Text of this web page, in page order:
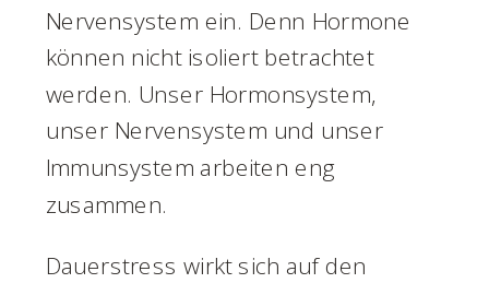
Nervensystem ein. Denn Hormone
können nicht isoliert betrachtet
werden. Unser Hormonsystem,
unser Nervensystem und unser
Immunsystem arbeiten eng
zusammen.
Dauerstress wirkt sich auf den